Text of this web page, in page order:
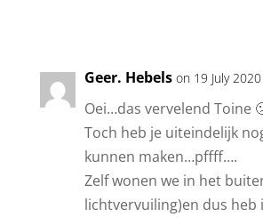
Geer. Hebels on 19 July
Oei…das vervelend Toine
Toch heb je uiteindelijk
kunnen maken…pffff….
Zelf wonen we in het
lichtvervuiling)en dus heb